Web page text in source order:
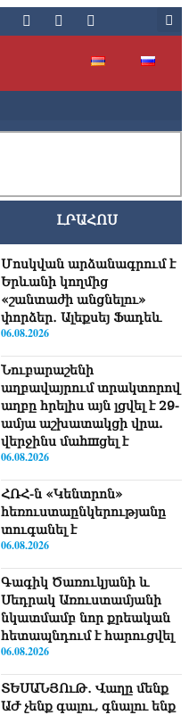
ԼՐԱՀՈՍ
Մոսկվան արձանագրում է
Երևանի կողմից
«շանտաժի անցնելու»
փորձեր․ Ալեքսեյ Ֆադեև
06.08.2026
Նուբարաշենի
աղբավայրում տրակտորով
աղբը հրելիս այն լցվել է 29-
ամյա աշխատակցի վրա.
վերջինս մաhшցել է
06.08.2026
ՀՌՀ-ն «Կենտրոն»
հեռուստաընկերությանը
տուգանել է
06.08.2026
Գագիկ Ծառուկյանի և
Սեդրակ Առուստամյանի
նկատմամբ նոր քրեական
հետապնդում է հարուցվել
06.08.2026
ՏԵՍԱՆՅՈւԹ․ Վաղը մենք
ԱԺ չենք գալու, գնալու ենք